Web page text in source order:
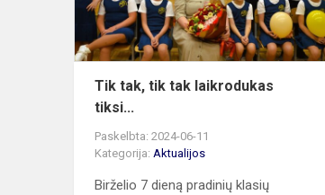
Tik tak, tik tak laikrodukas
tiksi...
Paskelbta: 2024-06-11
Kategorija: Aktualijos
Birželio 7 dieną pradinių klasių